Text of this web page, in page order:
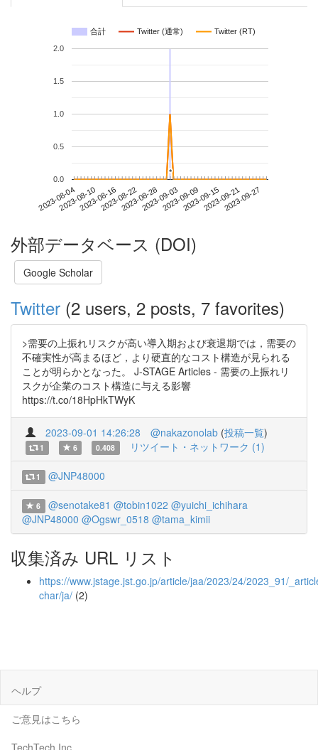
合計 Twitter (通常) Twitter (RT)
2023-08-042023-08-102023-08-162023-08-222023-08-282023-09-032023-09-092023-09-152023-09-212023-09-27
0.0
0.5
1.0
1.5
2.0
*
*
外部データベース (DOI)
Google Scholar
Twitter (2 users, 2 posts, 7 favorites)
>需要の上振れリスクが高い導入期および衰退期では，需要の
不確実性が高まるほど，より硬直的なコスト構造が見られる
ことが明らかとなった。 J-STAGE Articles - 需要の上振れリ
スクが企業のコスト構造に与える影響
https://t.co/18HpHkTWyK
2023-09-01 14:26:28 @nakazonolab (投稿一覧)
1 6 0.408 リツイート・ネットワーク (1)
1 @JNP48000
6 @senotake81 @tobin1022 @yuichi_ichihara
@JNP48000 @Ogswr_0518 @tama_kimii
収集済み URL リスト
https://www.jstage.jst.go.jp/article/jaa/2023/24/2023_91/
char/ja/ (2)
ヘルプ
ご意見はこちら
TechTech Inc.